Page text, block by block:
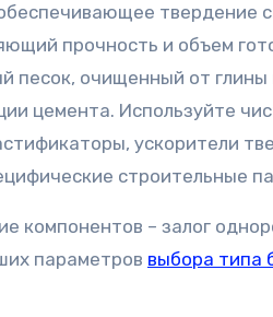
твердение
прочность и объем
песок, очищенный от
цемента. Используйте
ускорители
строительные
компонентов – залог
параметров выбора типа